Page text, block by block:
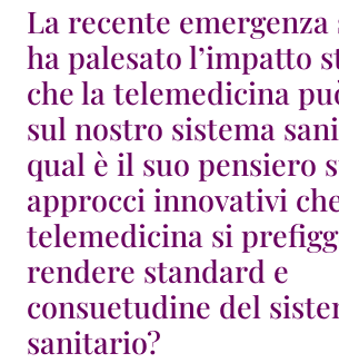
La recente
ha palesato l’impatto
che la telemedicina
sul nostro sistema
qual è il suo pensiero
approcci innovativi
telemedicina si
rendere standard e
consuetudine del
sanitario?